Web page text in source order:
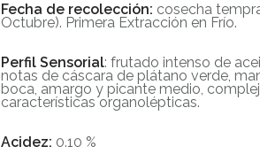
Fecha de recolección: cosecha
Octubre). Primera Extracción en Frío.
Perfil Sensorial: frutado intenso de
notas de cáscara de plátano verde,
boca, amargo y picante medio,
características organolépticas.
Acidez: 0.10 %